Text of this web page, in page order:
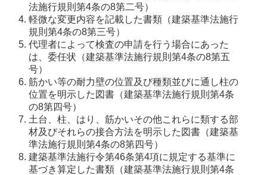
法施行規則第4条の8第二号）
軽微な変更内容を記載した書類（建築基準法施行
規則第4条の8第三号）
代理者によって検査の申請を行う場合にあった
は、委任状（建築基準法施行規則第4条の8第五
号）
筋かい等の耐力壁の位置及び種類並びに通し柱の
位置を明示した図書（建築基準法施行規則第4条
の8第四号）
土台、柱、はり、筋かいその他これらに類する部
材及びそれらの接合方法を明示した図書（建築基
準法施行規則第4条の8第四号）
建築基準法施行令第46条第4項に規定する基準に
基づき算定した書類（建築基準法施行規則第4条